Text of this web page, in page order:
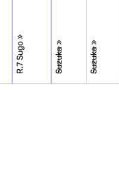
R.7 Sugo Suzuka Suzuka